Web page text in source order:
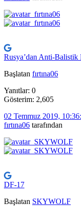
Rusya’dan Anti-Balistik
Başlatan fırtına06
Yanıtlar: 0
Gösterim: 2,605
02 Temmuz 2019,
fırtına06 tarafından
DF-17
Başlatan SKYWOLF